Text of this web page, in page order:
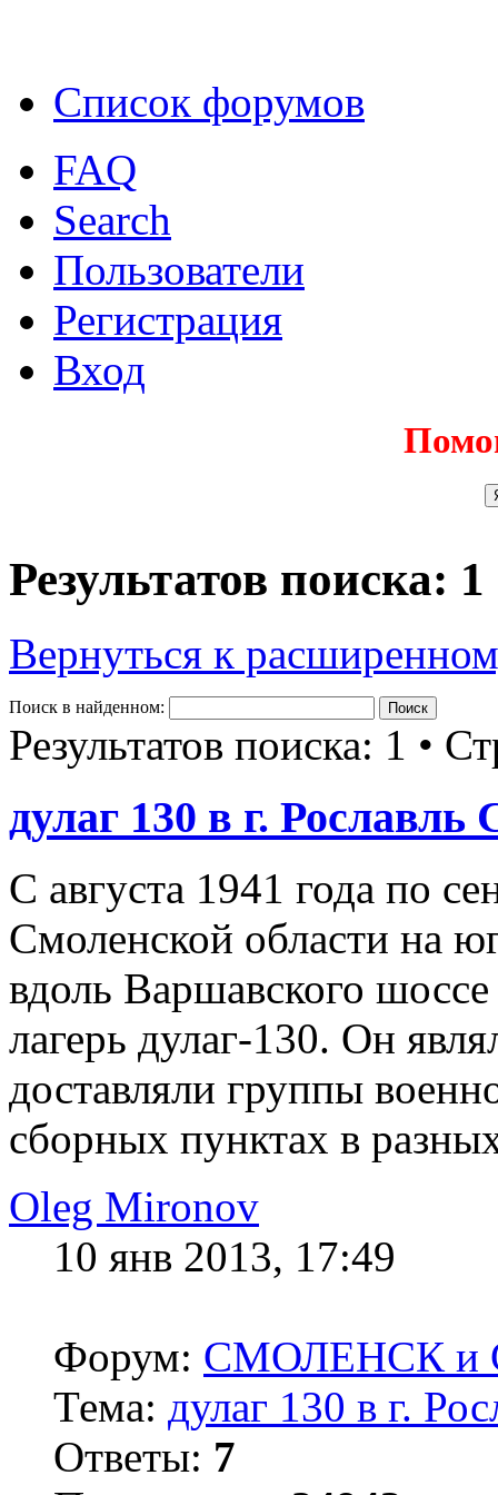
Список форумов
FAQ
Search
Пользователи
Регистрация
Вход
Результатов поиска: 1
Вернуться к
Поиск в найденном:
Результатов поиска: 1 •
дулаг 130 в г. Рославль
С августа 1941 года по
Смоленской области на
вдоль Варшавского
лагерь дулаг-130. Он
доставляли группы
сборных пунктах в
Oleg Mironov
10 янв 2013, 17:49
Форум: СМОЛЕНСК и
Тема: дулаг 130 в г.
Ответы: 7